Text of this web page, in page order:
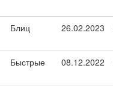
Блиц 26.02.2023
Быстрые 08.12.2022